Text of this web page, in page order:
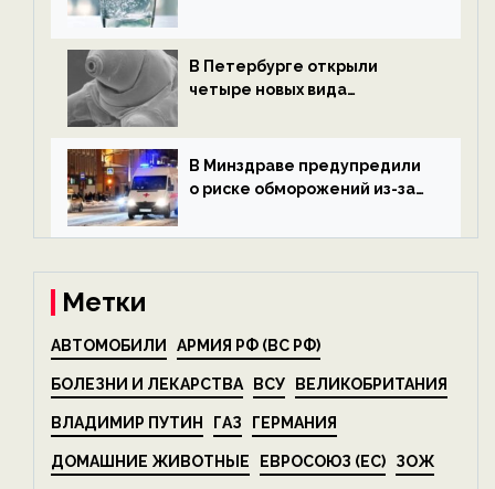
В Петербурге открыли
четыре новых вида
экологии на ECOportal
В Минздраве предупредили
о риске обморожений из-за
на ECOportal
Метки
АВТОМОБИЛИ АРМИЯ РФ (ВС РФ)
БОЛЕЗНИ И ЛЕКАРСТВА ВСУ ВЕЛИКОБРИТАНИЯ
ВЛАДИМИР ПУТИН ГАЗ ГЕРМАНИЯ
ДОМАШНИЕ ЖИВОТНЫЕ ЕВРОСОЮЗ (ЕС) ЗОЖ